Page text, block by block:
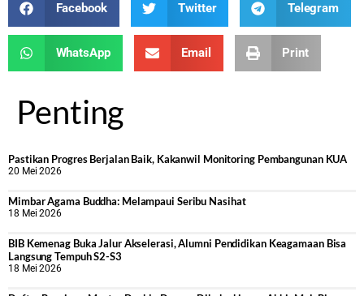
Facebook Twitter Telegram
WhatsApp Email Print
Penting
Pastikan Progres Berjalan Baik, Kakanwil Monitoring Pembangunan KUA
20 Mei 2026
Mimbar Agama Buddha: Melampaui Seribu Nasihat
18 Mei 2026
BIB Kemenag Buka Jalur Akselerasi, Alumni Pendidikan Keagamaan Bisa
Langsung Tempuh S2-S3
18 Mei 2026